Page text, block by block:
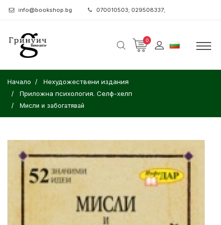
info@bookshop.bg 070010503; 029508337;
0
Начало
Нехудожествени издания
Приложна психология. Селф-хелп
Мисли и забогатявай